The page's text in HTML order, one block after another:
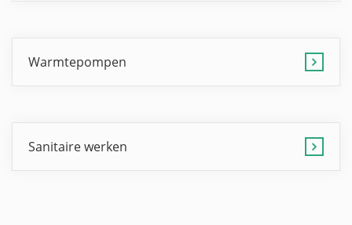
Warmtepompen
Sanitaire werken